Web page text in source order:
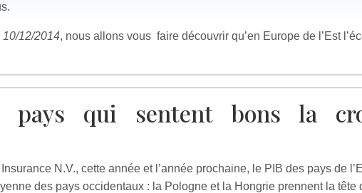
12/2014, nous allons vous faire découvrir qu’en Europe de l’Est
qui sentent bons la
N.V., cette année et l’année prochaine, le PIB des pays de
des pays occidentaux : la Pologne et la Hongrie prennent la tête